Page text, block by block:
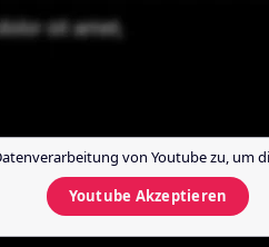
von Youtubezu, um
Youtube Akzeptieren